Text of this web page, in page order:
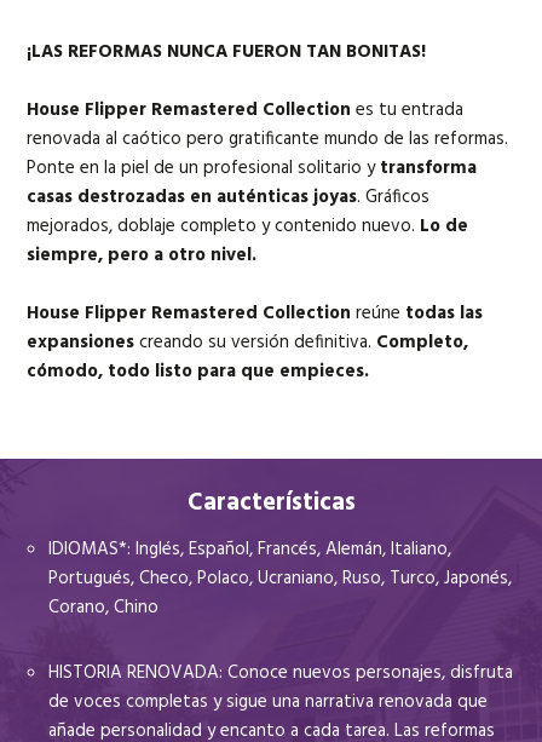
¡LAS REFORMAS NUNCA FUERON TAN BONITAS!
House Flipper Remastered Collection es tu entrada
renovada al caótico pero gratificante mundo de las reformas.
Ponte en la piel de un profesional solitario ytransforma
casas destrozadas en auténticas joyas. Gráficos
mejorados, doblaje completo y contenido nuevo. Lo de
siempre, pero a otro nivel.
House Flipper Remastered Collection reúne todas las
expansionescreando su versión definitiva. Completo,
cómodo, todo listo para que empieces.
Características
IDIOMAS*: Inglés, Español, Francés, Alemán, Italiano,
Portugués, Checo, Polaco, Ucraniano, Ruso, Turco, Japonés,
Corano, Chino
HISTORIA RENOVADA: Conoce nuevos personajes, disfruta
de voces completas y sigue una narrativa renovada que
añade personalidad y encanto a cada tarea. Las reformas